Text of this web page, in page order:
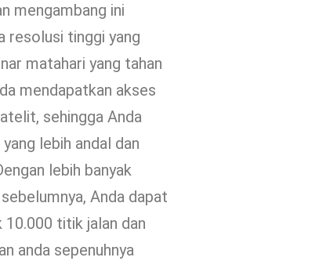
mengambang ini
resolusi tinggi yang
matahari yang tahan
mendapatkan akses
sehingga Anda
lebih andal dan
lebih banyak
Anda dapat
10.000 titik jalan dan
anda sepenuhnya